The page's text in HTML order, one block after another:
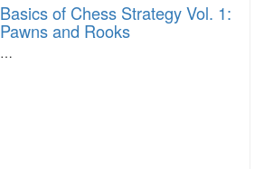
Basics of Chess Strategy Vol. 1:
Pawns and Rooks
…